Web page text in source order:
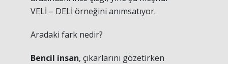
VELİ – DELİ örneğini anımsatıyor.
Aradaki fark nedir?
Bencil insan, çıkarlarını gözetirken